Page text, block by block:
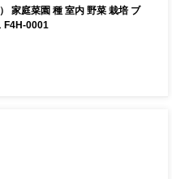
家庭菜園 種 室内 野菜 栽培 ブ
F4H-0001